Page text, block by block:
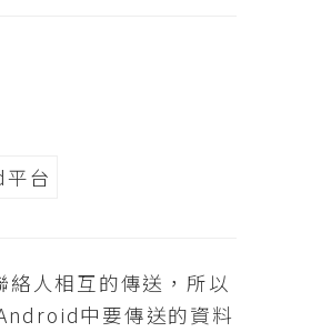
人相互的傳送，所以
中要傳送的資料